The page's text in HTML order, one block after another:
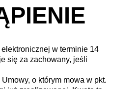
w terminie 14
się za zachowany, jeśli
o którym mowa w pkt.